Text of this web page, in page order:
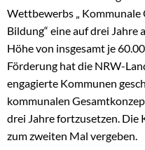
Wettbewerbs „
Bildung“ eine auf drei
Höhe von insgesamt je
Förderung hat die NRW-
engagierte Kommunen
kommunalen
drei Jahre fortzusetzen.
zum zweiten Mal vergeben.